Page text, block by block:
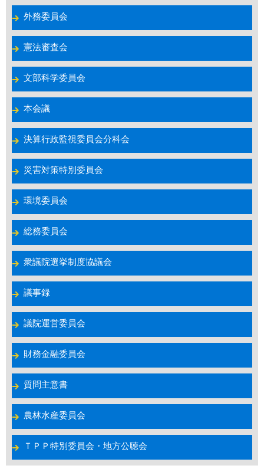
外務委員会
憲法審査会
文部科学委員会
本会議
決算行政監視委員会分科会
災害対策特別委員会
環境委員会
総務委員会
衆議院選挙制度協議会
議事録
議院運営委員会
財務金融委員会
質問主意書
農林水産委員会
ＴＰＰ特別委員会・地方公聴会